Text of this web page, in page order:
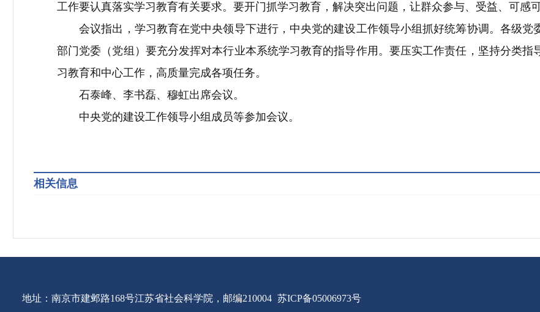
工作要认真落实学习教育有关要求。要开门抓学习教育，解决突出问题，让群众参与、受益、可感可
会议指出，学习教育在党中央领导下进行，中央党的建设工作领导小组抓好统筹协调。各级党
部门党委（党组）要充分发挥对本行业本系统学习教育的指导作用。要压实工作责任，坚持分类
习教育和中心工作，高质量完成各项任务。
石泰峰、李书磊、穆虹出席会议。
中央党的建设工作领导小组成员等参加会议。
相关信息
地址：南京市建邺路168号江苏省社会科学院，邮编210004 苏ICP备05006973号